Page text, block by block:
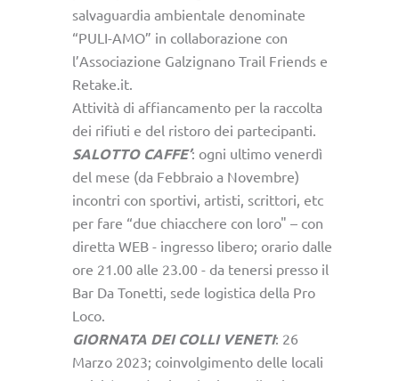
salvaguardia ambientale denominate
“PULI-AMO” in collaborazione con
l’Associazione Galzignano Trail Friends e
Retake.it.
Attività di affiancamento per la raccolta
dei rifiuti e del ristoro dei partecipanti.
SALOTTO CAFFE’: ogni ultimo venerdì
del mese (da Febbraio a Novembre)
incontri con sportivi, artisti, scrittori, etc
per fare “due chiacchere con loro" – con
diretta WEB - ingresso libero; orario dalle
ore 21.00 alle 23.00 - da tenersi presso il
Bar Da Tonetti, sede logistica della Pro
Loco.
GIORNATA DEI COLLI VENETI: 26
Marzo 2023; coinvolgimento delle locali